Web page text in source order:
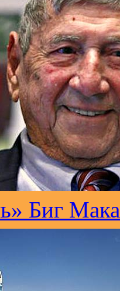
Биг